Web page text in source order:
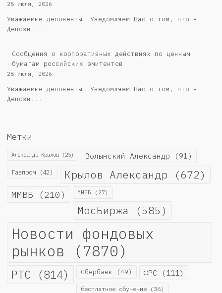
28 июля, 2026
Уважаемые депоненты! Уведомляем Вас о том, что в
Депози...
Cообщения о корпоративных действиях по ценным
бумагам российских эмитентов
28 июля, 2026
Уважаемые депоненты! Уведомляем Вас о том, что в
Депози...
Метки
Александр Крылов (25) Волынский Александр (91)
Газпром (42) Крылов Александр (672)
ММВБ (210) ММВБ (27)
МосБиржа (585)
Новости фондовых
рынков (7870)
РТС (814) Сбербанк (49) ФРС (111)
бесплатное обучение (36)